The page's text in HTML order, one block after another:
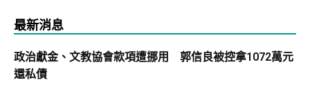
最新消息
政治獻金、文教協會款項遭挪用 郭信良被控拿1072萬元
還私債